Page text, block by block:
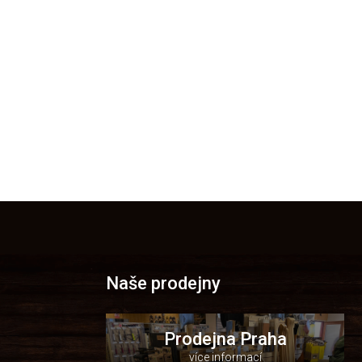
Naše prodejny
Prodejna Praha
více informací